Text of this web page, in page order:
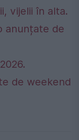
vijelii în alta.
anunțate de
de weekend